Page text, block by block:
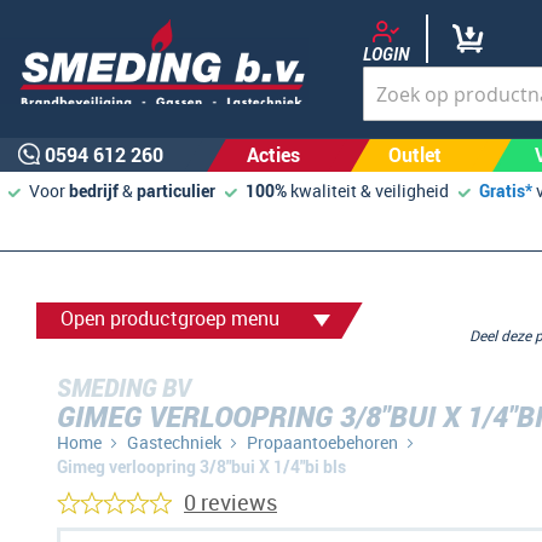
LOGIN
0594 612 260 Acties Outlet
Voorbedrijf&particulier 100% kwaliteit & veiligheid Gratis*
Open productgroep menu
SMEDING BV
GIMEG VERLOOPRING 3/8"BUI X 1/
Home Gastechniek
Propaantoebehoren
Gimeg verloopring 3/8"bui X 1/4"bi bls
Deel
0 reviews